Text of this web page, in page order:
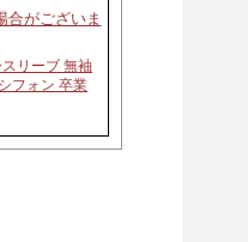
リーブ 無袖
フォン 卒業